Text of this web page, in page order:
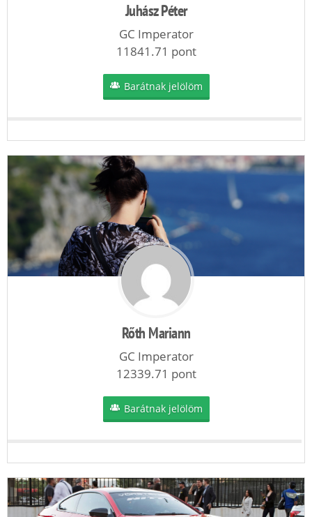
Juhász Péter
GC Imperator
11841.71 pont
Barátnak jelölöm
Rőth Mariann
GC Imperator
12339.71 pont
Barátnak jelölöm